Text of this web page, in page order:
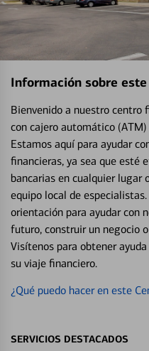
Información sobre
Bienvenido a nuestro centro
con cajero automático
Estamos aquí para ayudar
financieras, ya sea que esté
bancarias en cualquier lugar
equipo local de
orientación para ayudar con
futuro, construir un negocio
Visítenos para obtener
su viaje financiero.
¿Qué puedo hacer en este
SERVICIOS DESTACADOS